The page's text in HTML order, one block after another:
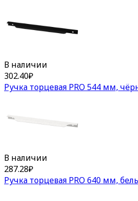
В наличии
302.40₽
Ручка торцевая PRO 544 мм,
В наличии
287.28₽
Ручка торцевая PRO 640 мм,